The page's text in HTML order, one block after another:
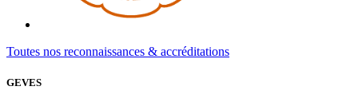
Toutes nos reconnaissances & accréditations
GEVES